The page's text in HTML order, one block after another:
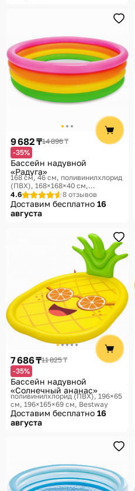
9 682 ₸14 896 ₸
-35%
Бассейн надувной
«Радуга»
168 см, 46 см, поливинилхлорид
(ПВХ), 168×168×40 см,
168×168×46 см Intex
4.6 8 отзывов
Доставим бесплатно 16
августа
7 686 ₸11 825 ₸
-35%
Бассейн надувной
«Солнечный ананас»
поливинилхлорид (ПВХ), 196×65
см, 196×165×69 см Bestway
Доставим бесплатно 16
августа